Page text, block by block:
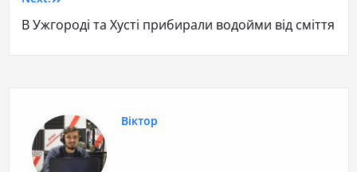
В Ужгороді та Хусті прибирали водойми від сміття
Віктор